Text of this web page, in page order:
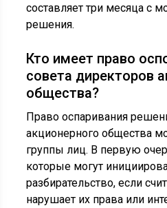
составляет три месяца с
решения.
Кто имеет право
совета директоров
общества?
Право оспаривания
акционерного общества
группы лиц. В первую
которые могут
разбирательство, если
нарушает их права или